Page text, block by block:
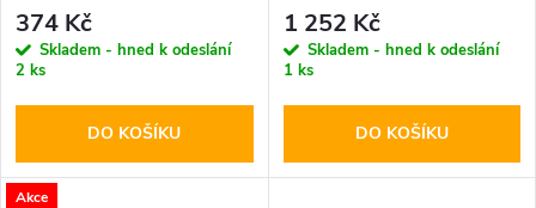
White
374 Kč
Skladem - hned k odeslání
2 ks
DO KOŠÍKU
1 252 Kč
Skladem - hned k odeslání
1 ks
DO KOŠÍKU
Akce